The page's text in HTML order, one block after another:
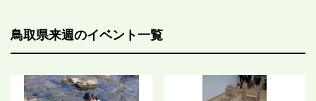
鳥取県来週のイベント一覧